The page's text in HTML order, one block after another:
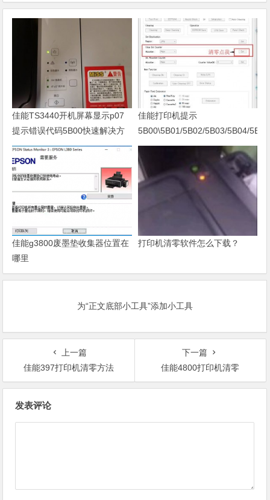
佳能TS3440开机屏幕显示p07
提示错误代码5B00快速解决方
案 清零
佳能打印机提示
5B00\5B01/5B02/5B03/5B04/
佳能g3800废墨垫收集器位置在
哪里
打印机清零软件怎么下载？
为“正文底部小工具”添加小工具
上一篇
佳能397打印机清零方法
下一篇
佳能4800打印机清零
发表评论